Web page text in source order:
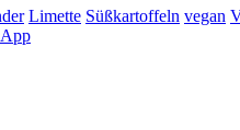
Limette Süßkartoffeln vegan